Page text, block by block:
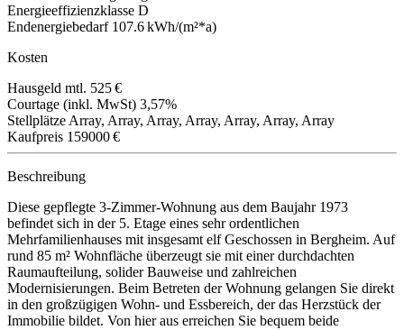
Energieeffizienzklasse D
Endenergiebedarf 107.6 kWh/(m²*a)
Kosten
Hausgeld mtl. 525 €
Courtage (inkl. MwSt) 3,57%
Stellplätze Array, Array, Array, Array, Array, Array, Array
Kaufpreis 159000 €
Beschreibung
Diese gepflegte 3-Zimmer-Wohnung aus dem Baujahr 1973
befindet sich in der 5. Etage eines sehr ordentlichen
Mehrfamilienhauses mit insgesamt elf Geschossen in Bergheim. Auf
rund 85 m² Wohnfläche überzeugt sie mit einer durchdachten
Raumaufteilung, solider Bauweise und zahlreichen
Modernisierungen. Beim Betreten der Wohnung gelangen Sie direkt
in den großzügigen Wohn- und Essbereich, der das Herzstück der
Immobilie bildet. Von hier aus erreichen Sie bequem beide